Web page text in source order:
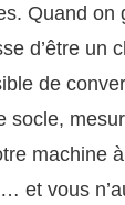
Quand on
d’être un
de
socle,
machine
et vous